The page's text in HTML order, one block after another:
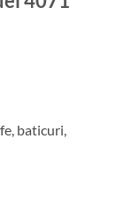
baticuri,